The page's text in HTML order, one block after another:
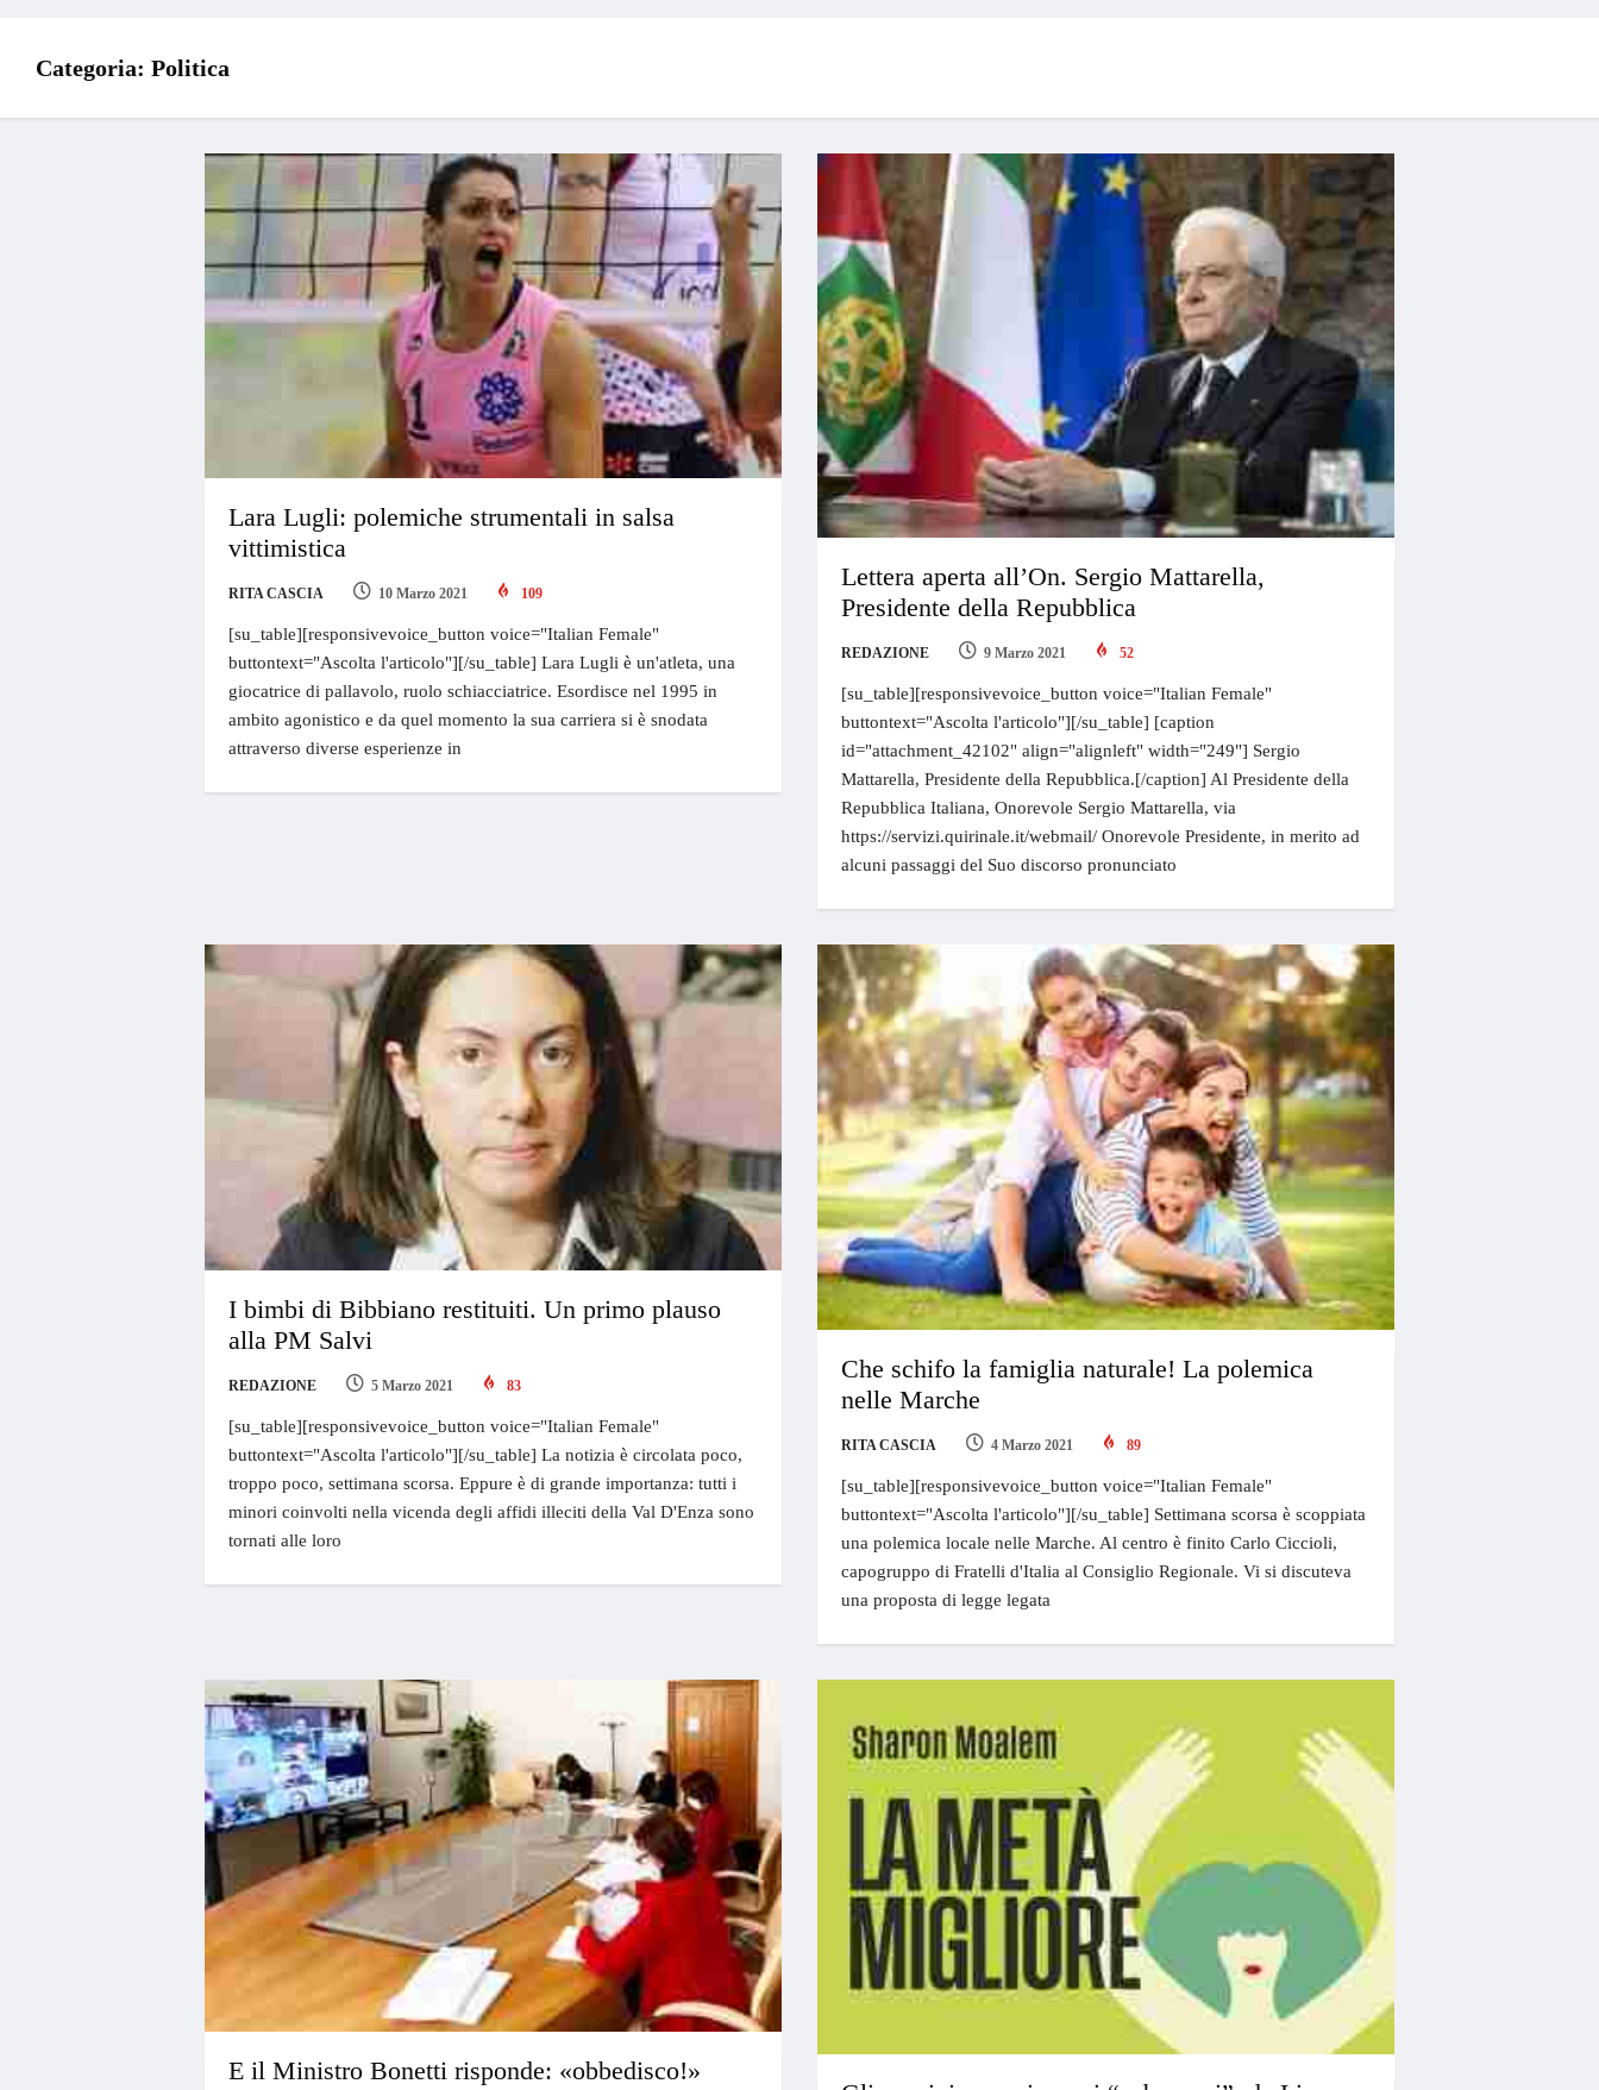
Categoria: Politica
Lara Lugli: polemiche strumentali in salsa
vittimistica
RITA CASCIA 10 Marzo 2021 109
[su_table][responsivevoice_button voice="Italian Female"
buttontext="Ascolta l'articolo"][/su_table] Lara Lugli è un'atleta, una
giocatrice di pallavolo, ruolo schiacciatrice. Esordisce nel 1995 in
ambito agonistico e da quel momento la sua carriera si è snodata
attraverso diverse esperienze in
Lettera aperta all’On. Sergio Mattarella,
Presidente della Repubblica
REDAZIONE 9 Marzo 2021 52
[su_table][responsivevoice_button voice="Italian Female"
buttontext="Ascolta l'articolo"][/su_table] [caption
id="attachment_42102" align="alignleft" width="249"] Sergio
Mattarella, Presidente della Repubblica.[/caption] Al Presidente della
Repubblica Italiana, Onorevole Sergio Mattarella, via
https://servizi.quirinale.it/webmail/ Onorevole Presidente, in merito ad
alcuni passaggi del Suo discorso pronunciato
I bimbi di Bibbiano restituiti. Un primo plauso
alla PM Salvi
REDAZIONE 5 Marzo 2021 83
[su_table][responsivevoice_button voice="Italian Female"
buttontext="Ascolta l'articolo"][/su_table] La notizia è circolata poco,
troppo poco, settimana scorsa. Eppure è di grande importanza: tutti i
minori coinvolti nella vicenda degli affidi illeciti della Val D'Enza sono
tornati alle loro
Che schifo la famiglia naturale! La polemica
nelle Marche
RITA CASCIA 4 Marzo 2021 89
[su_table][responsivevoice_button voice="Italian Female"
buttontext="Ascolta l'articolo"][/su_table] Settimana scorsa è scoppiata
una polemica locale nelle Marche. Al centro è finito Carlo Ciccioli,
capogruppo di Fratelli d'Italia al Consiglio Regionale. Vi si discuteva
una proposta di legge legata
E il Ministro Bonetti risponde: «obbedisco!»